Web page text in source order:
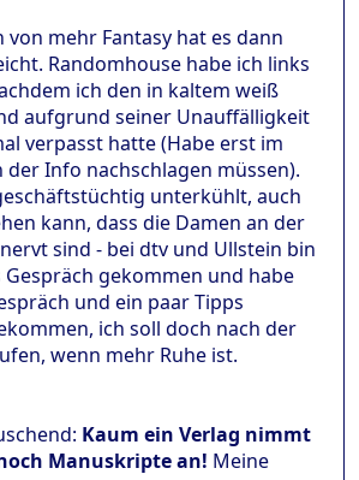
von mehr Fantasy hat es dann
Randomhouse habe ich links
ich den in kaltem weiß
aufgrund seiner Unauffälligkeit
verpasst hatte (Habe erst im
Info nachschlagen müssen).
unterkühlt, auch
kann, dass die Damen an der
sind - bei dtv und Ullstein bin
gekommen und habe
und ein paar Tipps
ich soll doch nach der
wenn mehr Ruhe ist.
Kaum ein Verlag nimmt
Manuskripte an! Meine